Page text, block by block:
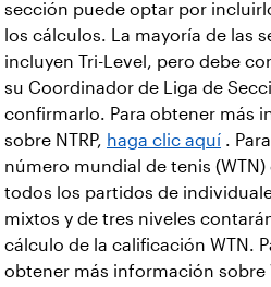
sección puede optar por
los cálculos. La mayoría de las
incluyen Tri-Level, pero debe
su Coordinador de Liga de
confirmarlo. Para obtener más
sobre NTRP, haga clic aquí .
número mundial de tenis (WTN)
todos los partidos de
mixtos y de tres niveles
cálculo de la calificación WTN.
obtener más información sobre